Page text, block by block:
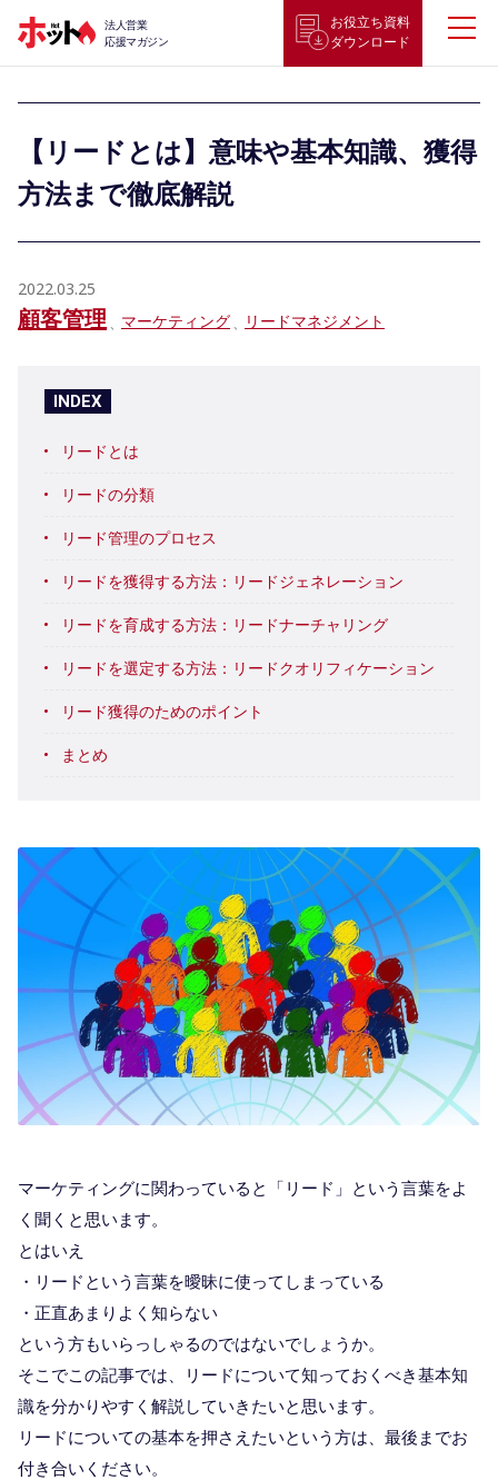
法人営業
応援マガジン
お役立ち資料
ダウンロード
【リードとは】意味や基本知識、獲得
方法まで徹底解説
2022.03.25
顧客管理 マーケティング リードマネジメント
INDEX
リードとは
リードの分類
リード管理のプロセス
リードを獲得する方法：リードジェネレーション
リードを育成する方法：リードナーチャリング
リードを選定する方法：リードクオリフィケーション
リード獲得のためのポイント
まとめ
マーケティングに関わっていると「リード」という言葉をよ
く聞くと思います。
とはいえ
・リードという言葉を曖昧に使ってしまっている
・正直あまりよく知らない
という方もいらっしゃるのではないでしょうか。
そこでこの記事では、リードについて知っておくべき基本知
識を分かりやすく解説していきたいと思います。
リードについての基本を押さえたいという方は、最後までお
付き合いください。